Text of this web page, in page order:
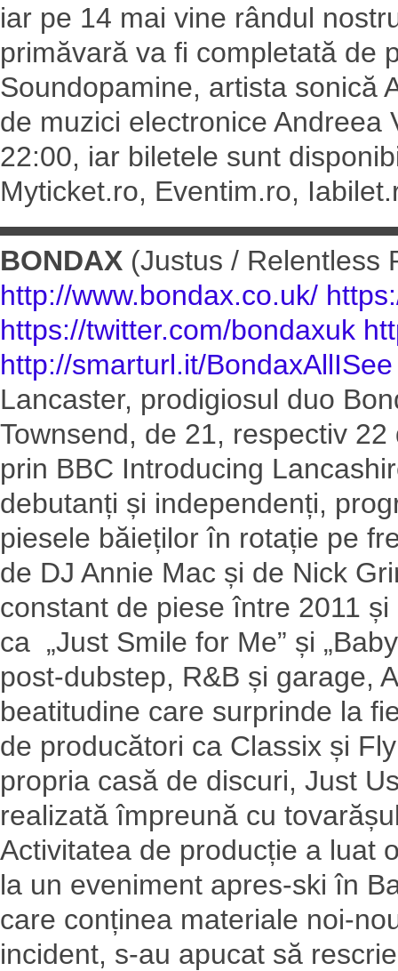
iar pe 14 mai vine rândul
primăvară va fi completată de
Soundopamine, artista sonică
de muzici electronice Andreea
22:00, iar biletele sunt
Myticket.ro, Eventim.ro,
BONDAX (Justus / Relentless
http://www.bondax.co.uk/
https://twitter.com/bondaxuk
http://smarturl.it/BondaxAllISee
Lancaster, prodigiosul duo
Townsend, de 21, respectiv
prin BBC Introducing
debutanți și independenți,
piesele băieților în rotație pe
de DJ Annie Mac și de Nick
constant de piese între 2011
ca „Just Smile for Me” și
post-dubstep, R&B și garage,
beatitudine care surprinde la
de producători ca Classix și
propria casă de discuri, Just
realizată împreună cu
Activitatea de producție a luat
la un eveniment apres-ski în
care conținea materiale noi-
incident, s-au apucat să